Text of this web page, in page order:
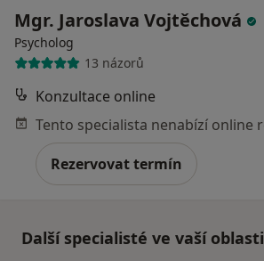
Mgr. Jaroslava Vojtěchová
Psycholog
13 názorů
Konzultace online
Rezervovat termín
Další specialisté ve vaší oblasti